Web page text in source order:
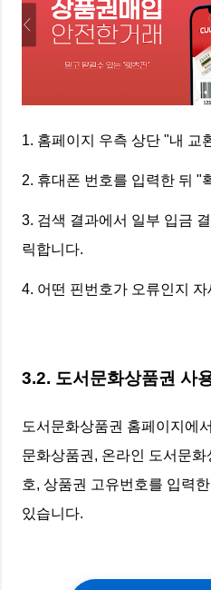
1. 홈페이지 우측 상단 "내 교
2. 휴대폰 번호를 입력한 뒤 "
3. 검색 결과에서 일부 입금
릭합니다.
4. 어떤 핀번호가 오류인지
3.2. 도서문화상품권 사
도서문화상품권 홈페이지에
문화상품권, 온라인 도서문
호, 상품권 고유번호를 입력
있습니다.